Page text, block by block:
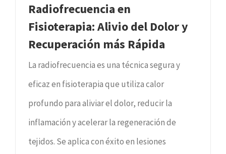
Radiofrecuencia en
Fisioterapia: Alivio del Dolor y
Recuperación más Rápida
La radiofrecuencia es una técnica segura y
eficaz en fisioterapia que utiliza calor
profundo para aliviar el dolor, reducir la
inflamación y acelerar la regeneración de
tejidos. Se aplica con éxito en lesiones